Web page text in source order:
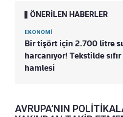
ÖNERİLEN HABERLER
EKONOMİ
Bir tişört için 2.700 litre
harcanıyor! Tekstilde sıfır
hamlesi
AVRUPA’NIN